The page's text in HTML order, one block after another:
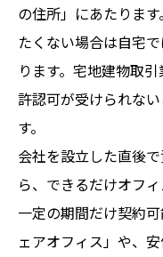
の住所」にあたりま
たくない場合は自宅
ります。宅地建物取
許認可が受けられな
す。
会社を設立した直後
ら、できるだけオフ
一定の期間だけ契約
ェアオフィス」や、